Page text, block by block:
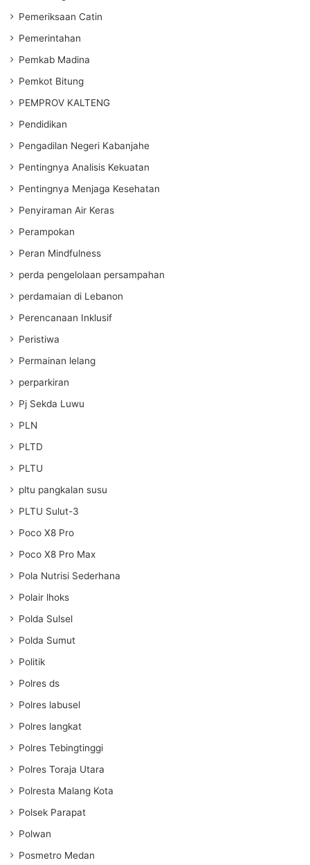
Pemeriksaan Catin
Pemerintahan
Pemkab Madina
Pemkot Bitung
PEMPROV KALTENG
Pendidikan
Pengadilan Negeri Kabanjahe
Pentingnya Analisis Kekuatan
Pentingnya Menjaga Kesehatan
Penyiraman Air Keras
Perampokan
Peran Mindfulness
perda pengelolaan persampahan
perdamaian di Lebanon
Perencanaan Inklusif
Peristiwa
Permainan lelang
perparkiran
Pj Sekda Luwu
PLN
PLTD
PLTU
pltu pangkalan susu
PLTU Sulut-3
Poco X8 Pro
Poco X8 Pro Max
Pola Nutrisi Sederhana
Polair lhoks
Polda Sulsel
Polda Sumut
Politik
Polres ds
Polres labusel
Polres langkat
Polres Tebingtinggi
Polres Toraja Utara
Polresta Malang Kota
Polsek Parapat
Polwan
Posmetro Medan